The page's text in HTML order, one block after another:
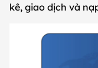
kê, giao dịch và